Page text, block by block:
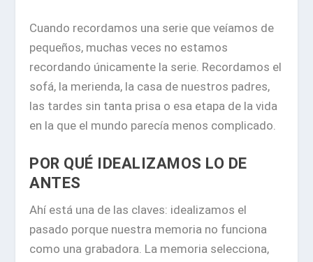
Cuando recordamos una serie que veíamos de
pequeños, muchas veces no estamos
recordando únicamente la serie. Recordamos el
sofá, la merienda, la casa de nuestros padres,
las tardes sin tanta prisa o esa etapa de la vida
en la que el mundo parecía menos complicado.
POR QUÉ IDEALIZAMOS LO DE
ANTES
Ahí está una de las claves: idealizamos el
pasado porque nuestra memoria no funciona
como una grabadora. La memoria selecciona,